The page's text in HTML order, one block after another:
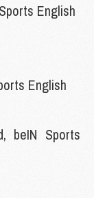
English
English
beIN Sports